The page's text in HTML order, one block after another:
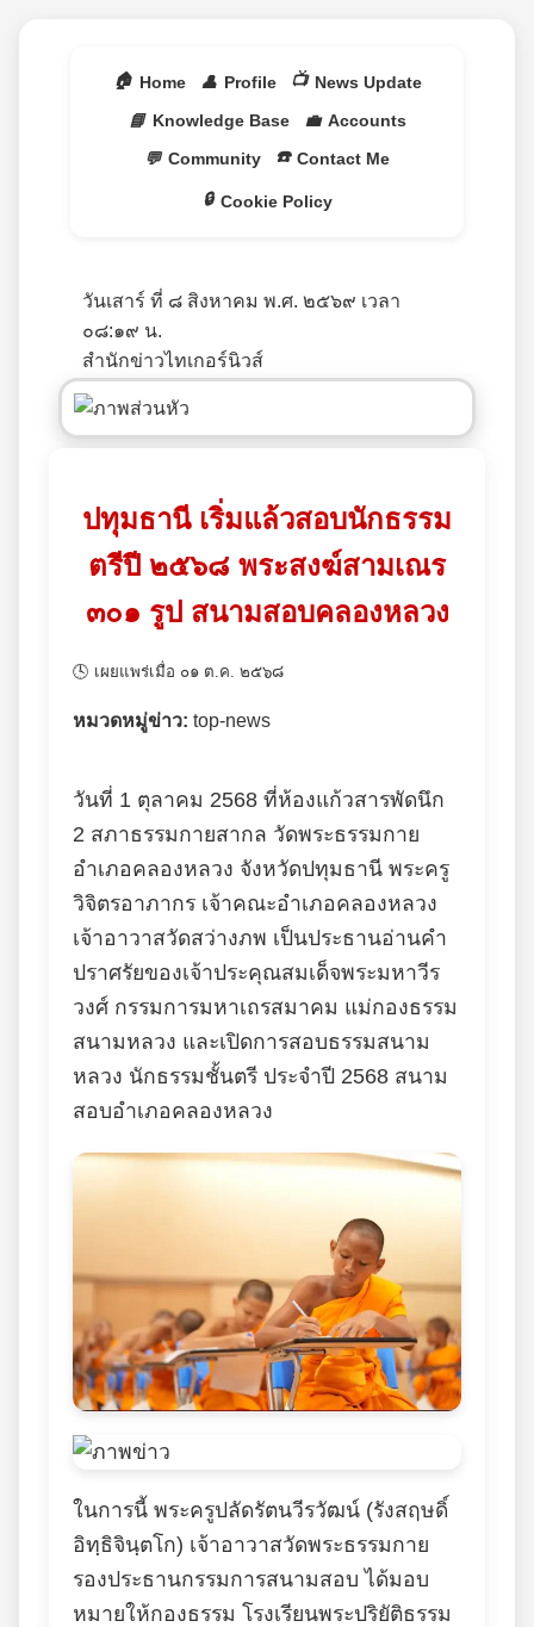
🏠 Home 👤 Profile 📺 News Update
📘 Knowledge Base 💼 Accounts
💬 Community ☎️ Contact Me
🔒 Cookie Policy
วันเสาร์ ที่ ๘ สิงหาคม พ.ศ. ๒๕๖๙ เวลา
๐๘:๑๙ น.
สำนักข่าวไทเกอร์นิวส์
ปทุมธานี เริ่มแล้วสอบนักธรรม
ตรีปี ๒๕๖๘ พระสงฆ์สามเณร
๓๐๑ รูป สนามสอบคลองหลวง
🕓 เผยแพร่เมื่อ ๐๑ ต.ค. ๒๕๖๘
หมวดหมู่ข่าว: top-news
วันที่ 1 ตุลาคม 2568 ที่ห้องแก้วสารพัดนึก
2 สภาธรรมกายสากล วัดพระธรรมกาย
อำเภอคลองหลวง จังหวัดปทุมธานี พระครู
วิจิตรอาภากร เจ้าคณะอำเภอคลองหลวง
เจ้าอาวาสวัดสว่างภพ เป็นประธานอ่านคำ
ปราศรัยของเจ้าประคุณสมเด็จพระมหาวีร
วงศ์ กรรมการมหาเถรสมาคม แม่กองธรรม
สนามหลวง และเปิดการสอบธรรมสนาม
หลวง นักธรรมชั้นตรี ประจำปี 2568 สนาม
สอบอำเภอคลองหลวง
ในการนี้ พระครูปลัดรัตนวีรวัฒน์ (รังสฤษดิ์
อิทฺธิจินฺตโก) เจ้าอาวาสวัดพระธรรมกาย
รองประธานกรรมการสนามสอบ ได้มอบ
หมายให้กองธรรม โรงเรียนพระปริยัติธรรม